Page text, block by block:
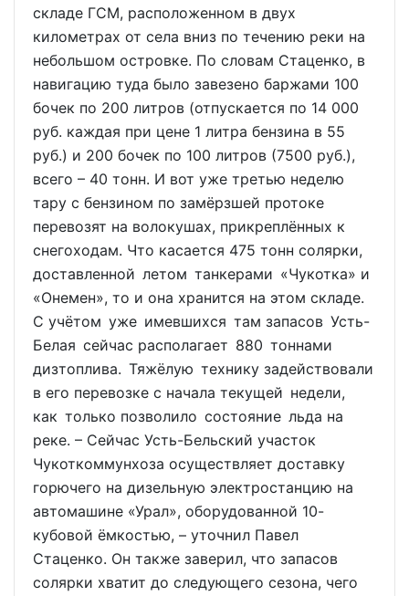
складе ГСМ, расположенном в двух
километрах от села вниз по течению реки на
небольшом островке. По словам Стаценко, в
навигацию туда было завезено баржами 100
бочек по 200 литров (отпускается по 14 000
руб. каждая при цене 1 литра бензина в 55
руб.) и 200 бочек по 100 литров (7500 руб.),
всего – 40 тонн. И вот уже третью неделю
тару с бензином по замёрзшей протоке
перевозят на волокушах, прикреплённых к
снегоходам. Что касается 475 тонн солярки,
доставленной летом танкерами «Чукотка» и
«Онемен», то и она хранится на этом складе.
С учётом уже имевшихся там запасов Усть-
Белая сейчас располагает 880 тоннами
дизтоплива. Тяжёлую технику задействовали
в его перевозке с начала текущей недели,
как только позволило состояние льда на
реке. – Сейчас Усть-Бельский участок
Чукоткоммунхоза осуществляет доставку
горючего на дизельную электростанцию на
автомашине «Урал», оборудованной 10-
кубовой ёмкостью, – уточнил Павел
Стаценко. Он также заверил, что запасов
солярки хватит до следующего сезона, чего